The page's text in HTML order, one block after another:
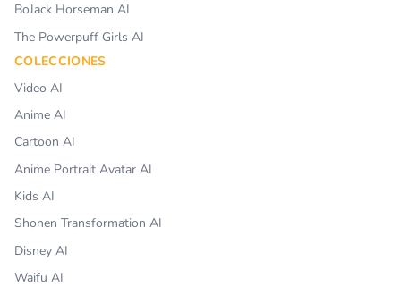
BoJack Horseman AI
The Powerpuff Girls AI
COLECCIONES
Video AI
Anime AI
Cartoon AI
Anime Portrait Avatar AI
Kids AI
Shonen Transformation AI
Disney AI
Waifu AI